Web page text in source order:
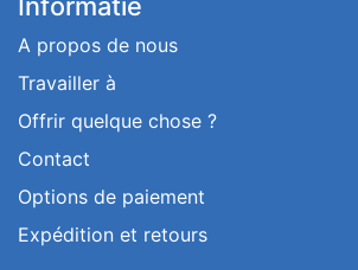
A propos de nous
Travailler à
Offrir quelque chose ?
Contact
Options de paiement
Expédition et retours